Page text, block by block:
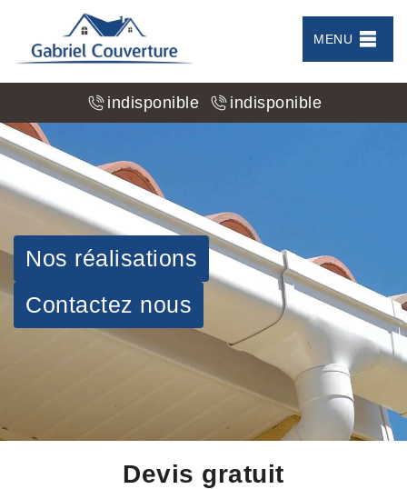
MENU
indisponible indisponible
Nos réalisations
Contactez nous
Devis gratuit